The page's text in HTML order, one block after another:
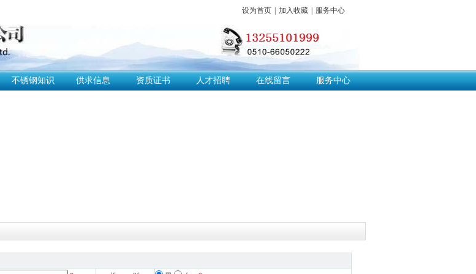
设为首页 加入收藏 服务中心
不锈钢知识 供求信息 资质证书 人才招聘 在线留言 服务中心